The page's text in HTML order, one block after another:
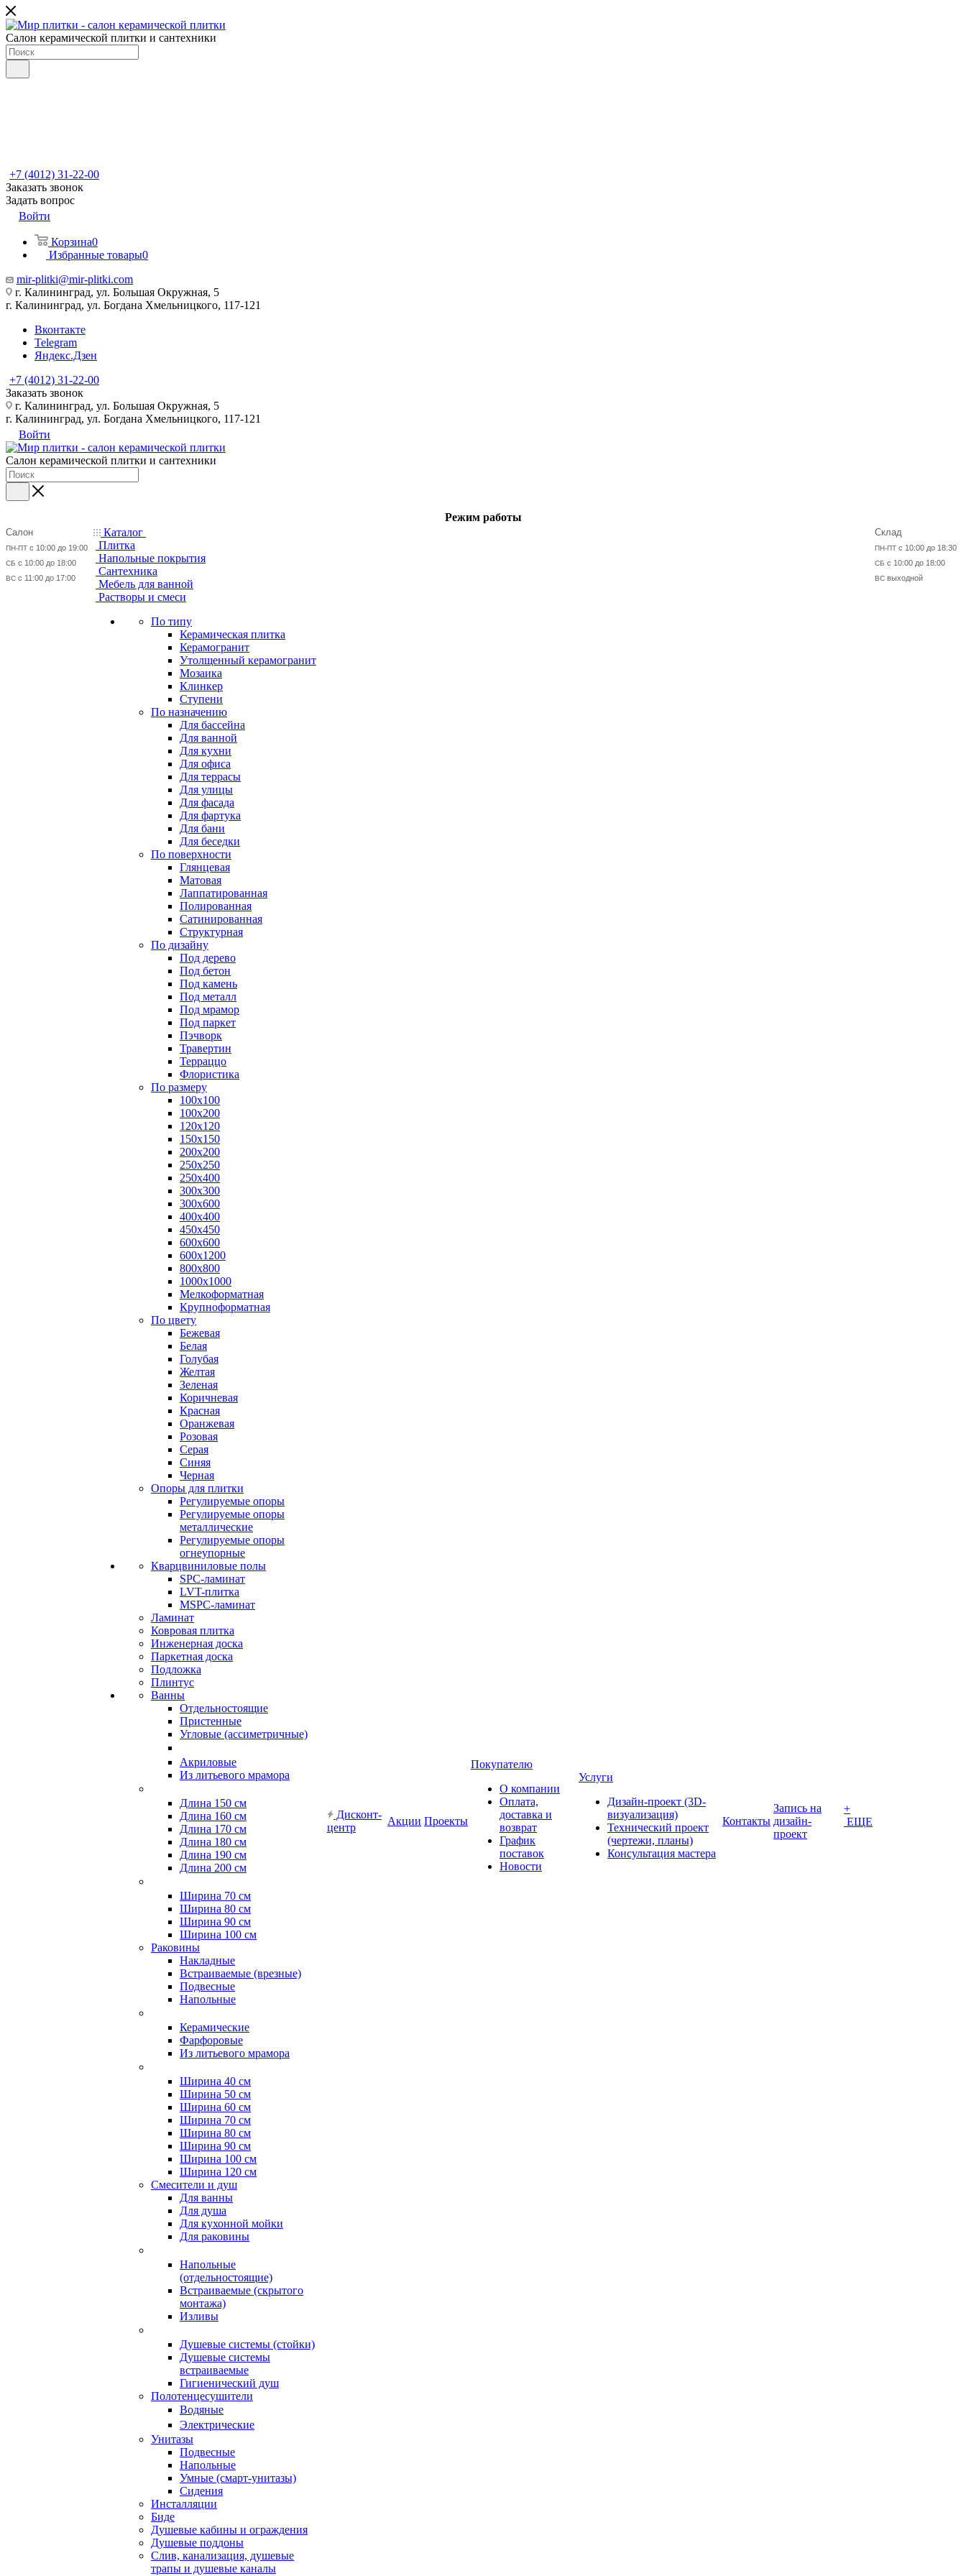
Салон керамической плитки и сантехники
+7 (4012) 31-22-00
Заказать звонок
Задать вопрос
Войти
Корзина0
Избранные товары0
mir-plitki@mir-plitki.com
г. Калининград, ул. Большая Окружная, 5
г. Калининград, ул. Богдана Хмельницкого, 117-121
Вконтакте
Telegram
Яндекс.Дзен
+7 (4012) 31-22-00
Заказать звонок
г. Калининград, ул. Большая Окружная, 5
г. Калининград, ул. Богдана Хмельницкого, 117-121
Войти
Салон керамической плитки и сантехники
Режим работы
Салон
ПН-ПТ с 10:00 до 19:00
СБ с 10:00 до 18:00
ВС с 11:00 до 17:00
Склад
ПН-ПТ с 10:00 до 18:30
СБ с 10:00 до 18:00
ВС выходной
Каталог
Плитка
Напольные покрытия
Сантехника
Мебель для ванной
Растворы и смеси
По типу
Керамическая плитка
Керамогранит
Утолщенный керамогранит
Мозаика
Клинкер
Ступени
По назначению
Для бассейна
Для ванной
Для кухни
Для офиса
Для террасы
Для улицы
Для фасада
Для фартука
Для бани
Для беседки
По поверхности
Глянцевая
Матовая
Лаппатированная
Полированная
Сатинированная
Структурная
По дизайну
Под дерево
Под бетон
Под камень
Под металл
Под мрамор
Под паркет
Пэчворк
Травертин
Терраццо
Флористика
По размеру
100х100
100х200
120х120
150х150
200х200
250х250
250х400
300х300
300х600
400х400
450х450
600х600
600х1200
800х800
1000х1000
Мелкоформатная
Крупноформатная
По цвету
Бежевая
Белая
Голубая
Желтая
Зеленая
Коричневая
Красная
Оранжевая
Розовая
Серая
Синяя
Черная
Опоры для плитки
Регулируемые опоры
Регулируемые опоры
металлические
Регулируемые опоры
огнеупорные
Кварцвиниловые полы
SPC-ламинат
LVT-плитка
MSPC-ламинат
Ламинат
Ковровая плитка
Инженерная доска
Паркетная доска
Подложка
Плинтус
Ванны
Отдельностоящие
Пристенные
Угловые (ассиметричные)
Акриловые
Из литьевого мрамора
Длина 150 см
Длина 160 см
Длина 170 см
Длина 180 см
Длина 190 см
Длина 200 см
Ширина 70 см
Ширина 80 см
Ширина 90 см
Ширина 100 см
Раковины
Накладные
Встраиваемые (врезные)
Подвесные
Напольные
Керамические
Фарфоровые
Из литьевого мрамора
Ширина 40 см
Ширина 50 см
Ширина 60 см
Ширина 70 см
Ширина 80 см
Ширина 90 см
Ширина 100 см
Ширина 120 см
Смесители и душ
Для ванны
Для душа
Для кухонной мойки
Для раковины
Напольные
(отдельностоящие)
Встраиваемые (скрытого
монтажа)
Изливы
Душевые системы (стойки)
Душевые системы
встраиваемые
Гигиенический душ
Полотенцесушители
ㅤВодяные
ㅤЭлектрические
Унитазы
Подвесные
Напольные
Умные (смарт-унитазы)
Сидения
Инсталляции
Биде
Душевые кабины и ограждения
Душевые поддоны
Слив, канализация, душевые
трапы и душевые каналы
Дисконт-
центр
Акции Проекты
Покупателю
О компании
Оплата,
доставка и
возврат
График
поставок
Новости
Услуги
Дизайн-проект (3D-
визуализация)
Технический проект
(чертежи, планы)
Консультация мастера
Контакты
Запись на
дизайн-
проект
+
ЕЩЕ